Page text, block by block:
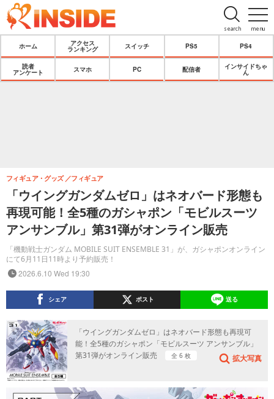
menu
search
ホーム
アクセス
ランキング
スイッチ PS5 PS4
読者
アンケート
スマホ PC 配信者
インサイドちゃ
ん
「ウイングガンダムゼロ」はネオバード形態も
再現可能！全5種のガシャポン「モビルスーツ
アンサンブル」第31弾がオンライン販売
「機動戦士ガンダム MOBILE SUIT ENSEMBLE 31」が、ガシャポンオンライン
にて6月11日11時より予約販売！
フィギュア・グッズ フィギュア
2026.6.10 Wed 19:30
シェア ポスト 送る
「ウイングガンダムゼロ」はネオバード形態も再現可
能！全5種のガシャポン「モビルスーツ アンサンブル」
第31弾がオンライン販売
全 6 枚 拡大写真